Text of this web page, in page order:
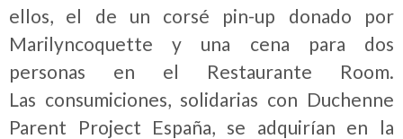
ellos, el de un corsé pin-up donado por
Marilyncoquette y una cena para dos
personas en el Restaurante Room.
Las consumiciones, solidarias con Duchenne
Parent Project España, se adquirían en la